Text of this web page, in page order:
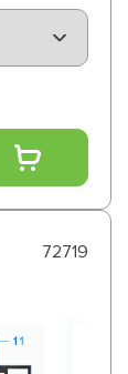
72719